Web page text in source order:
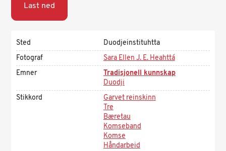
Last ned
Sted
Duodjeinstituhtta
Fotograf
Sara Ellen J. E. Heahttá
Emner
Tradisjonell kunnskap
Duodji
Stikkord
Garvet reinskinn
Tre
Bæretau
Komseband
Komse
Håndarbeid